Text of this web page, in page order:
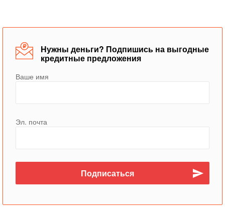
Нужны деньги? Подпишись на выгодные
кредитные предложения
Ваше имя
Эл. почта